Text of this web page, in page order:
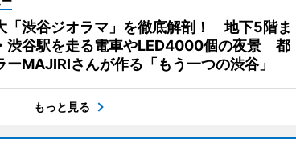
「渋谷ジオラマ」を徹底解剖！ 地下5階ま
渋谷駅を走る電車やLED4000個の夜景 都
ーMAJIRIさんが作る「もう一つの渋谷」
もっと見る